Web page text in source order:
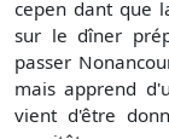
cepen dant que
sur le dîner
passer
mais apprend
vient d'être